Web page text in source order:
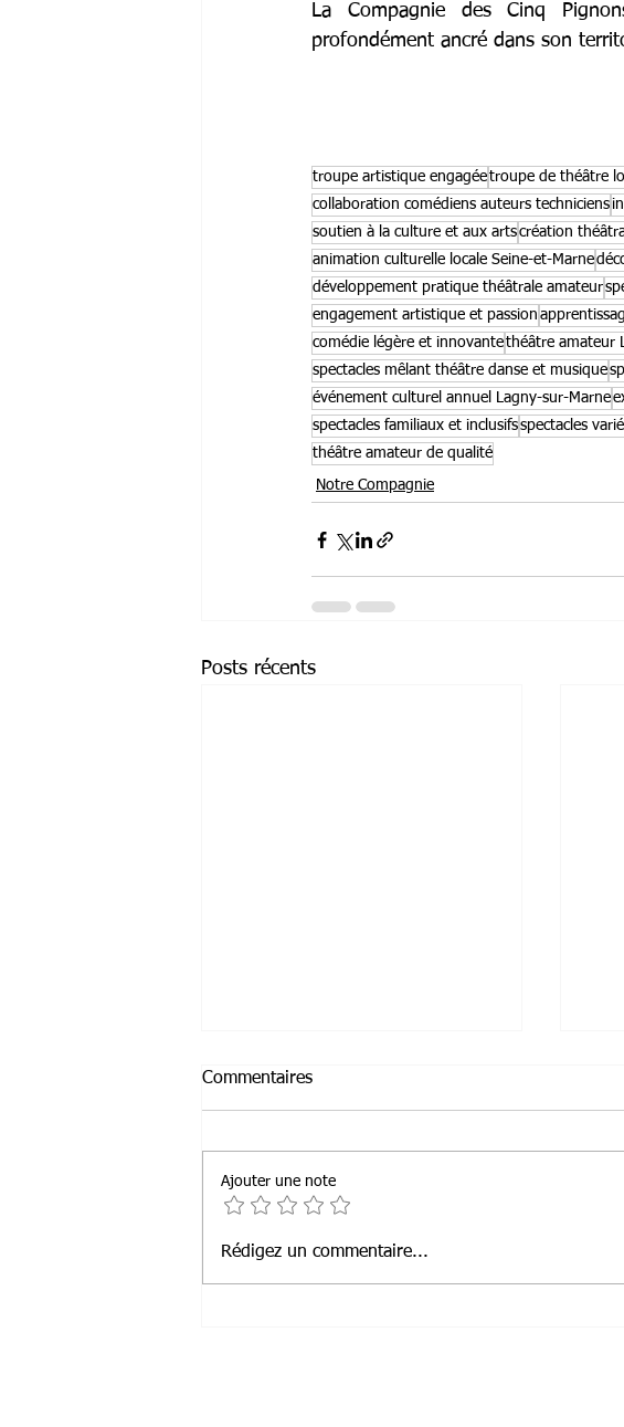
La Compagnie des Cinq
profondément ancré dans son
troupe artistique engagéetroupe de théâtre
collaboration comédiens auteurs techniciens
soutien à la culture et aux artscréation
animation culturelle locale Seine-et-Marne
développement pratique théâtrale amateur
engagement artistique et passion
comédie légère et innovantethéâtre amateur
spectacles mêlant théâtre danse et musique
événement culturel annuel Lagny-sur-Marne
spectacles familiaux et inclusifsspectacles
théâtre amateur de qualité
Notre Compagnie
Posts récents
Animations à domicile en Île-
Commentaires
Ajouter une note
Rédigez un commentaire...